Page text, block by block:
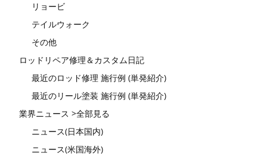
リョービ
テイルウォーク
その他
ロッドリペア修理＆カスタム日記
最近のロッド修理 施行例 (単発紹介)
最近のリール塗装 施行例 (単発紹介)
業界ニュース >全部見る
ニュース(日本国内)
ニュース(米国海外)